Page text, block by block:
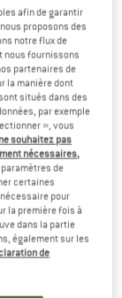
Ouvre une
afin de garantir
proposons des
notre flux de
nous fournissons
partenaires de
la manière dont
situés dans des
par exemple
», vous
souhaitez pas
nécessaires,
de
certaines
pour
la première fois à
dans la partie
également sur les
de